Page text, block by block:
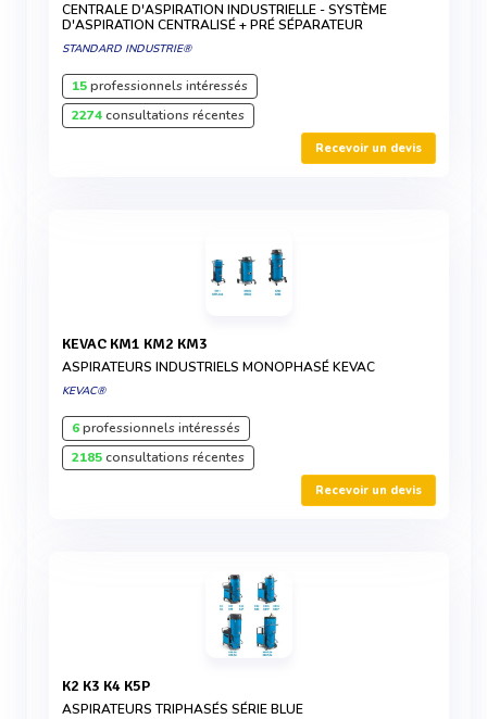
CENTRALE D'ASPIRATION INDUSTRIELLE - SYSTÈME
D'ASPIRATION CENTRALISÉ + PRÉ SÉPARATEUR
STANDARD INDUSTRIE®
15professionnels intéressés
2274consultations récentes
Recevoir un devis
KEVAC KM1 KM2 KM3
ASPIRATEURS INDUSTRIELS MONOPHASÉ KEVAC
KEVAC®
6professionnels intéressés
2185consultations récentes
Recevoir un devis
K2 K3 K4 K5P
ASPIRATEURS TRIPHASÉS SÉRIE BLUE